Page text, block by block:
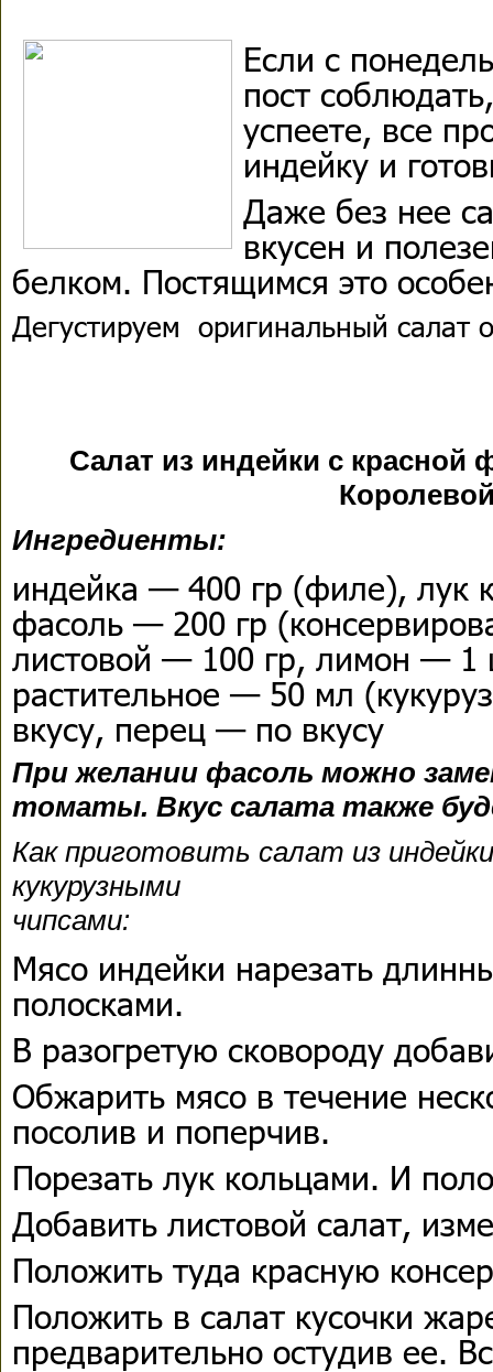
Если с
пост
успеете, все
индейку и
Даже без нее
вкусен и
белком. Постящимся это
Дегустируем оригинальный салат
Салат из индейки с красной
Ингредиенты:
индейка — 400 гр (филе), лук
фасоль — 200 гр
листовой — 100 гр, лимон — 1
растительное — 50 мл
вкусу, перец — по вкусу
При желании фасоль можно
томаты. Вкус салата также
Как приготовить салат из
кукурузными
Мясо индейки нарезать
полосками.
В разогретую сковороду
Обжарить мясо в течение
посолив и поперчив.
Порезать лук кольцами. И
Добавить листовой салат,
Положить туда красную
Положить в салат кусочки
предварительно остудив ее.